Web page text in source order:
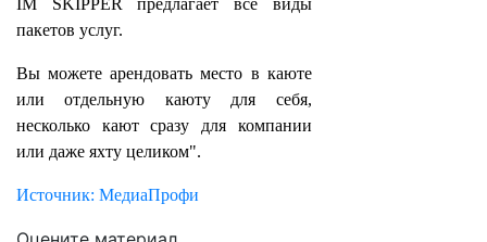
IM SKIPPER предлагает все виды
пакетов услуг.
Вы можете арендовать место в каюте
или отдельную каюту для себя,
несколько кают сразу для компании
или даже яхту целиком".
Источник: МедиаПрофи